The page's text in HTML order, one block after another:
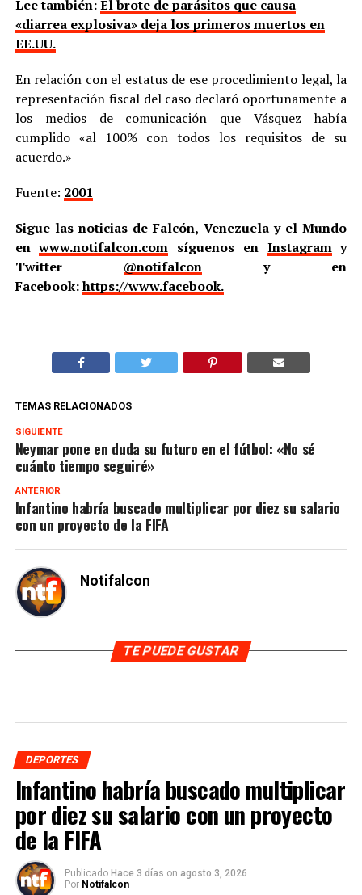
Lee también:El brote de parásitos que causa
«diarrea explosiva» deja los primeros muertos en
EE.UU.
En relación con el estatus de ese procedimiento legal, la
representación fiscal del caso declaró oportunamente a
los medios de comunicación que Vásquez había
cumplido «al 100% con todos los requisitos de su
acuerdo.»
Fuente: 2001
Sigue las noticias de Falcón, Venezuela y el Mundo
enwww.notifalcon.com síguenos en Instagramy
Twitter @notifalcony en
Facebook:https://www.facebook.
TEMAS RELACIONADOS
SIGUIENTE
Neymar pone en duda su futuro en el fútbol: «No sé
cuánto tiempo seguiré»
ANTERIOR
Infantino habría buscado multiplicar por diez su salario
con un proyecto de la FIFA
Notifalcon
TE PUEDE GUSTAR
DEPORTES
Infantino habría buscado multiplicar
por diez su salario con un proyecto
de la FIFA
Publicado Hace 3 días on agosto 3, 2026
Por Notifalcon